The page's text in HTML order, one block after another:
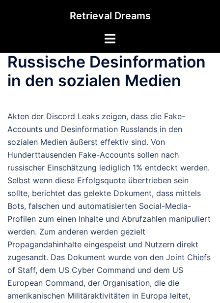
Retrieval Dreams
Menü
Russische Desinformation
in den sozialen Medien
Akten der Discord Leaks zeigen, dass die Fake-
Accounts und Desinformation Russlands in den
sozialen Medien äußerst effektiv sind. Von
Hunderttausenden Fake-Accounts sollen nach
russischer Einschätzung lediglich 1% entdeckt werden.
Selbst wenn diese Erfolgsquote übertrieben sein
sollte, berichtet das gelekte Dokument, dass mittels
Bots, falschen und automatisierten Social-Media-
Profilen zum einen Inhalte und Abrufzahlen manipuliert
werden. Zum anderen werden gezielt
Propagandahinhalte eingespeist und Nutzern direkt
zugesandt. Das Dokument wurde von den Joint Chiefs
of Staff, dem US Cyber ​​Command und dem US
European Command, der Organisation, die die
amerikanischen Militäraktivitäten in Europa leitet,